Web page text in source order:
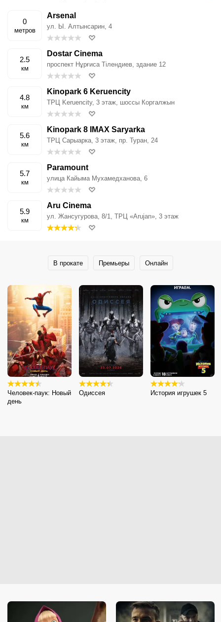
0
метров
Arsenal
ул. Ы. Алтынсарин, 4
2.5
км
Dostar Cinema
проспект Нұрғиса Тілендиев, здание 12
4.8
км
Kinopark 6 Keruencity
ТРЦ Keruencity, 3 этаж, шоссы Коргалжын
5.6
км
Kinopark 8 IMAX Saryarka
ТРЦ Сарыарка, 3 этаж, пр. Туран, 24
5.7
км
Paramount
улица Кайыма Мухамедханова, 6
5.9
км
Aru Cinema
ул. Жансугурова, 8/1, ТРЦ «Arujan», 3 этаж
В прокате Премьеры Онлайн
Человек-паук: Новый
день
Одиссея История игрушек 5